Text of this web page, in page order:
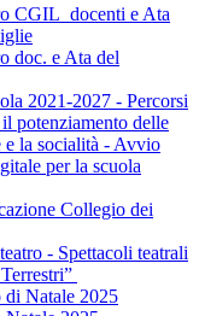
CGIL_docenti e Ata
doc. e Ata del
2021-2027 - Percorsi
potenziamento delle
e la socialità - Avvio
per la scuola
Collegio dei
- Spettacoli teatrali
di Natale 2025